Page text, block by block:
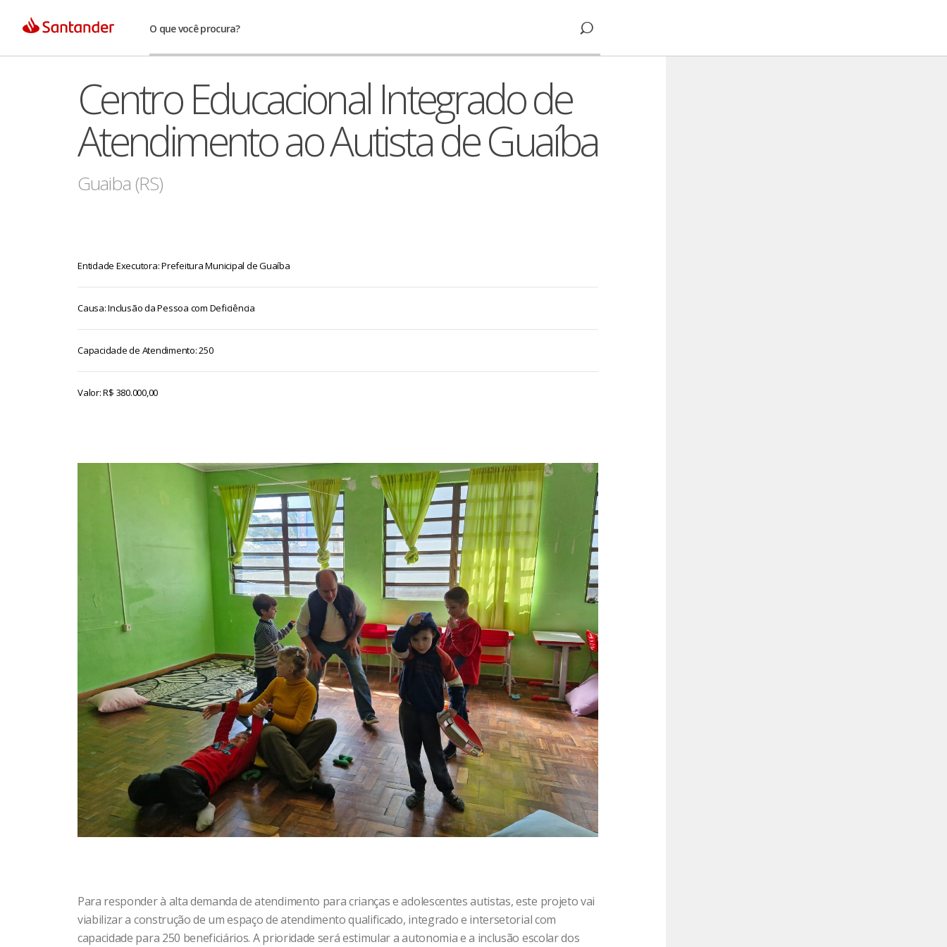
O que você procura?
Centro Educacional Integrado de
Atendimento ao Autista de Guaíba
Guaiba (RS)
Entidade Executora: Prefeitura Municipal de Guaíba
Causa: Inclusão da Pessoa com Deficiência
Capacidade de Atendimento: 250
Valor: R$ 380.000,00
Para responder à alta demanda de atendimento para crianças e adolescentes autistas, este projeto vai
viabilizar a construção de um espaço de atendimento qualificado, integrado e intersetorial com
capacidade para 250 beneficiários. A prioridade será estimular a autonomia e a inclusão escolar dos